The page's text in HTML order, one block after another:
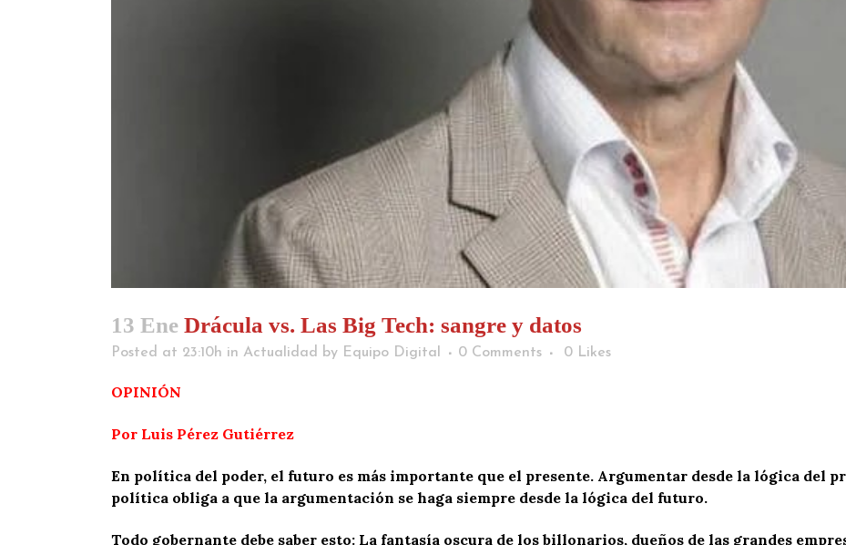
13 Ene Drácula vs. Las Big Tech: sangre y datos
Posted at 23:10h in Actualidad by Equipo Digital 0 Comments 0 Likes
OPINIÓN
Por Luis Pérez Gutiérrez
En política del poder, el futuro es más importante que el presente. Argumentar desde la lógica del
política obliga a que la argumentación se haga siempre desde la lógica del futuro.
Todo gobernante debe saber esto: La fantasía oscura de los billonarios, dueños de las grandes